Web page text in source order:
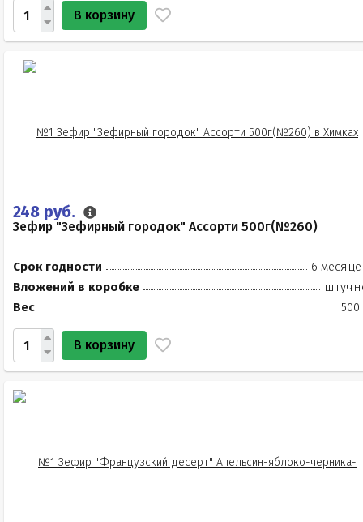
В корзину
248 руб.
Зефир "Зефирный городок" Ассорти 500г(№260)
Срок годности
6
Вложений в коробке
Вес
500
В корзину